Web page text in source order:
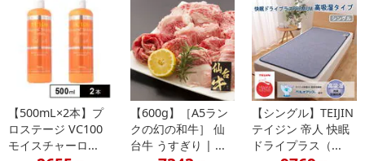
日が異なります。
※dショッピングサンプル百貨店よりお届けする商品は、ご利用いた
だいた後のご感想をいただくことを目的としており、転売等は固く
禁じます。
転売等、目的以外での利用が確認された場合は、サービス利用を停
止させていただきます。
【配送伝票番号について】
【500mL×2本】プ
ロステージ VC100
モイスチャーロ...
【600g】［A5ラン
クの幻の和牛］ 仙
台牛 うすぎり | ...
【シングル】TEIJIN
テイジン 帝人 快眠
ドライプラス（...